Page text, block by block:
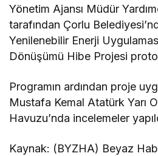
Yönetim Ajansı Müdür
tarafından Çorlu
Yenilenebilir Enerji
Dönüşümü Hibe Projesi
Programın ardından proje
Mustafa Kemal Atatürk Yarı
Havuzu’nda incelemeler
Kaynak: (BYZHA) Beyaz